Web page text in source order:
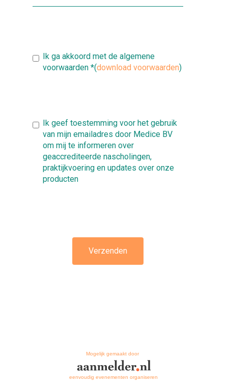
Ik ga akkoord met de algemene
voorwaarden *(download voorwaarden)
Ik geef toestemming voor het gebruik
van mijn emailadres door Medice BV
om mij te informeren over
geaccrediteerde nascholingen,
praktijkvoering en updates over onze
producten
Verzenden
Mogelijk gemaakt door
eenvoudig evenementen organiseren